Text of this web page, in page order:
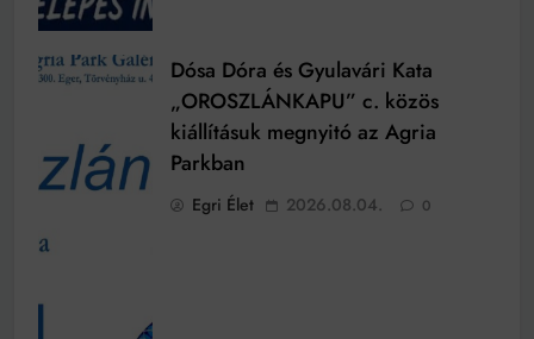
Dósa Dóra és Gyulavári Kata
„OROSZLÁNKAPU” c. közös
kiállításuk megnyitó az Agria
Parkban
Egri Élet 2026.08.04. 0